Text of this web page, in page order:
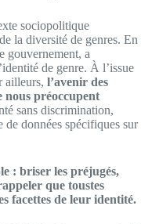
sociopolitique
la diversité de genres. En
gouvernement, a
de genre. À l’issue
ailleurs, l’avenir des
nous préoccupent
sans discrimination,
de données spécifiques sur
: briser les préjugés,
que toustes
facettes de leur identité.